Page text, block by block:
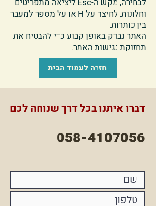
לבחירה, מקש ה-Esc ליציאה מתפריטים
וחלונות, לחיצה על H או על מספר למעבר
בין כותרות.
האתר נבדק באופן קבוע כדי להבטיח את
תחזוקת נגישות האתר.
חזרה לעמוד הבית
דברו איתנו בכל דרך שנוחה לכם
058-4107056